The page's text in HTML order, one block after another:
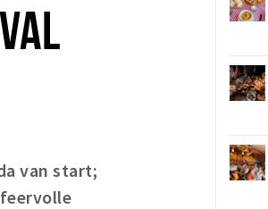
van start;